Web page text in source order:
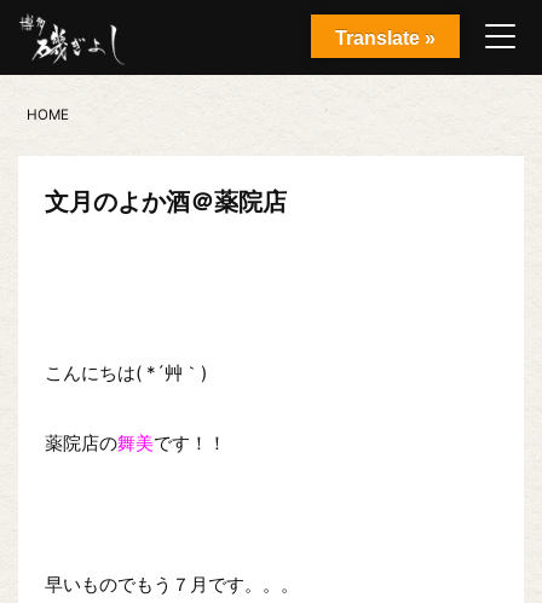
HOME
文月のよか酒＠薬院店
こんにちは( *´艸｀)
薬院店の舞美です！！
早いものでもう７月です。。。
Translate »